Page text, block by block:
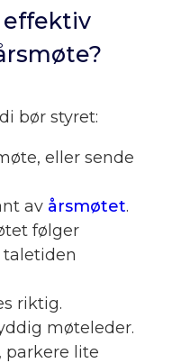
effektiv
bør styret:
eller sende
av årsmøtet.
følger
taletiden
riktig.
møteleder.
parkere lite